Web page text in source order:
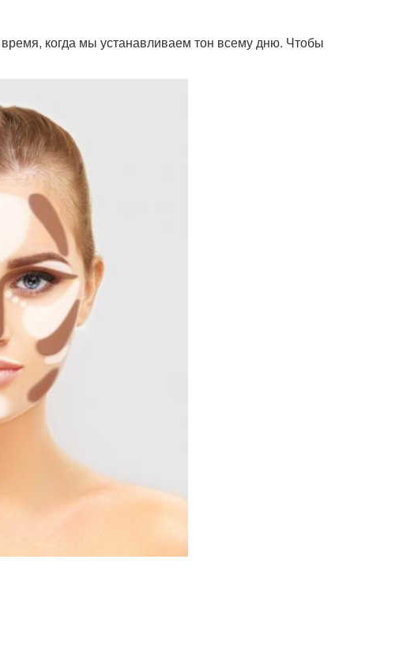
когда мы устанавливаем тон всему дню. Чтобы